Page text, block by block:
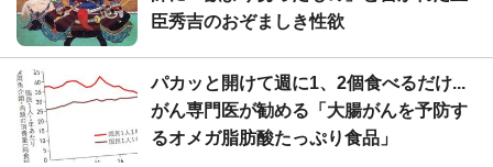
臣秀吉のおぞましき性欲
パカッと開けて週に1、2個食べるだけ...
がん専門医が勧める「大腸がんを予防す
るオメガ脂肪酸たっぷり食品」